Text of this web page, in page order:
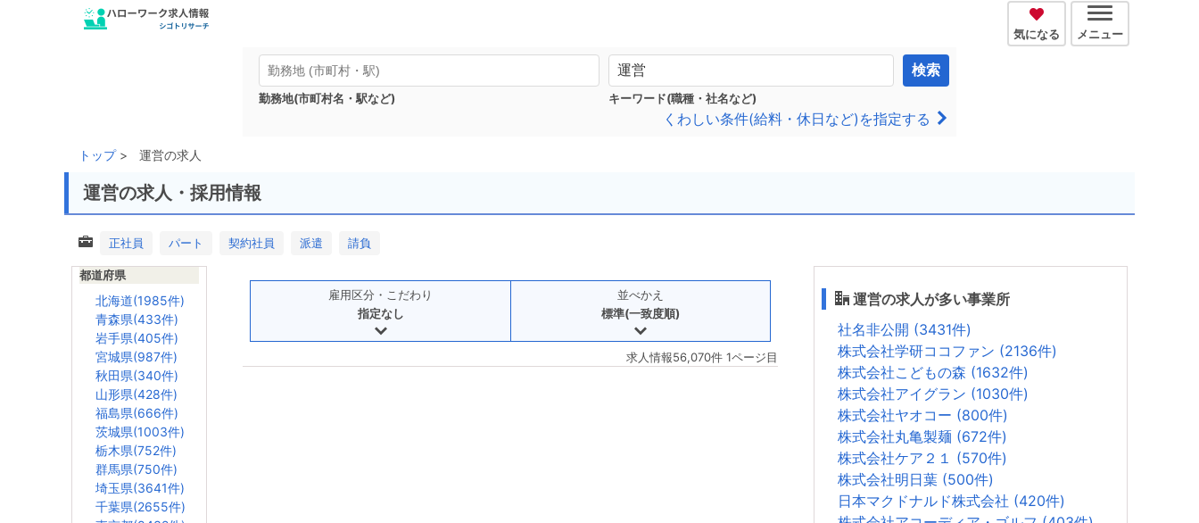
気になる メニュー
勤務地(市町村名・駅など) キーワード(職種・社名など)
検索
くわしい条件(給料・休日など)を指定する
トップ 運営の求人
運営の求人・採用情報
正社員 パート 契約社員 派遣 請負
都道府県
北海道(1985件)
青森県(433件)
岩手県(405件)
宮城県(987件)
秋田県(340件)
山形県(428件)
福島県(666件)
茨城県(1003件)
栃木県(752件)
群馬県(750件)
埼玉県(3641件)
千葉県(2655件)
雇用区分・こだわり
指定なし
並べかえ
標準(一致度順)
求人情報56,070件 1ページ目
運営の求人が多い事業所
社名非公開 (3431件)
株式会社学研ココファン (2136件)
株式会社こどもの森 (1632件)
株式会社アイグラン (1030件)
株式会社ヤオコー (800件)
株式会社丸亀製麺 (672件)
株式会社ケア２１ (570件)
株式会社明日葉 (500件)
日本マクドナルド株式会社 (420件)